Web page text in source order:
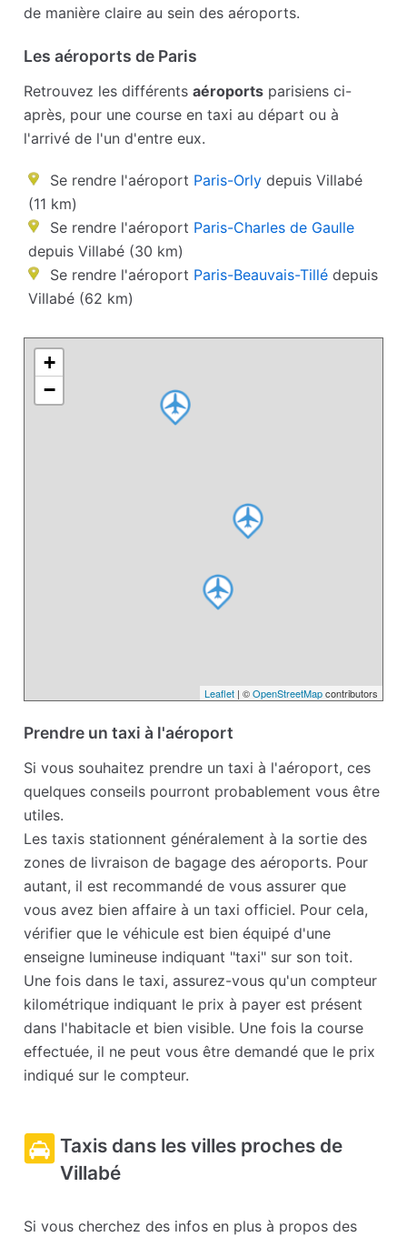
de manière claire au sein des aéroports.
Les aéroports de Paris
Retrouvez les différentsaéroports parisiens ci-
après, pour une course en taxi au départ ou à
l'arrivé de l'un d'entre eux.
Se rendre l'aéroport Paris-Orly depuis Villabé
(11 km)
Se rendre l'aéroport Paris-Charles de Gaulle
depuis Villabé (30 km)
Se rendre l'aéroport Paris-Beauvais-Tillé depuis
Villabé (62 km)
+
−
Leaflet| ©OpenStreetMapcontributors
Prendre un taxi à l'aéroport
Si vous souhaitez prendre un taxi à l'aéroport, ces
quelques conseils pourront probablement vous être
utiles.
Les taxis stationnent généralement à la sortie des
zones de livraison de bagage des aéroports. Pour
autant, il est recommandé de vous assurer que
vous avez bien affaire à un taxi officiel. Pour cela,
vérifier que le véhicule est bien équipé d'une
enseigne lumineuse indiquant "taxi" sur son toit.
Une fois dans le taxi, assurez-vous qu'un compteur
kilométrique indiquant le prix à payer est présent
dans l'habitacle et bien visible. Une fois la course
effectuée, il ne peut vous être demandé que le prix
indiqué sur le compteur.
Taxis dans les villes proches de
Villabé
Si vous cherchez des infos en plus à propos des